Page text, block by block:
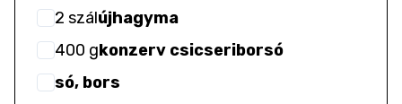
2 szálújhagyma
400 gkonzerv csicseriborsó
só, bors